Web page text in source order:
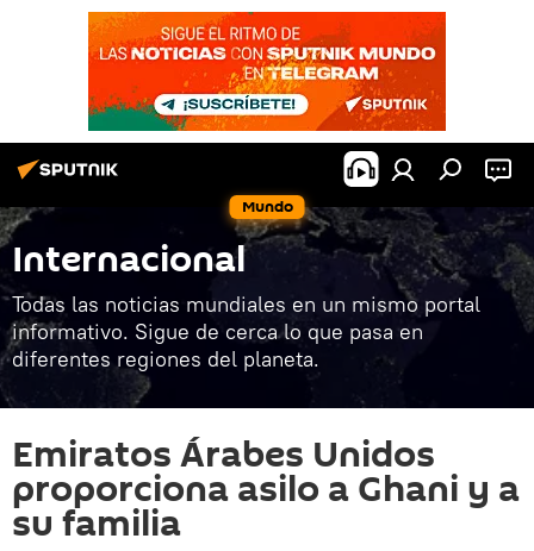
Mundo
Internacional
Todas las noticias mundiales en un mismo portal
informativo. Sigue de cerca lo que pasa en
diferentes regiones del planeta.
Emiratos Árabes Unidos
proporciona asilo a Ghani y a
su familia